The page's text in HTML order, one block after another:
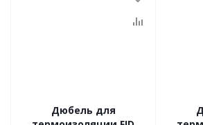
Дюбель для